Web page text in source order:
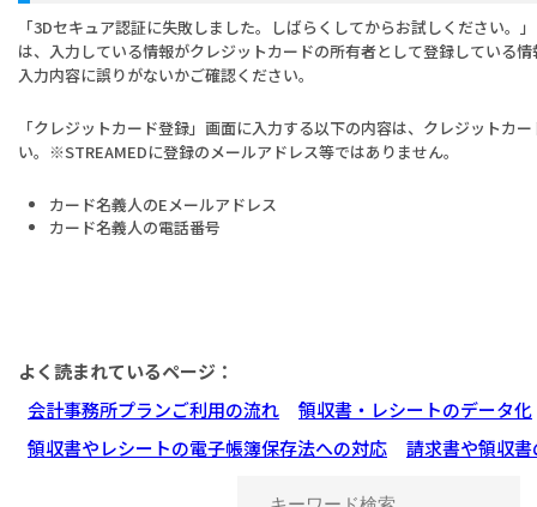
「3Dセキュア認証に失敗しました。しばらくしてからお試しください。
は、入力している情報がクレジットカードの所有者として登録している
入力内容に誤りがないかご確認ください。
「クレジットカード登録」画面に入力する以下の内容は、クレジットカ
い。※STREAMEDに登録のメールアドレス等ではありません。
カード名義人のEメールアドレス
カード名義人の電話番号
よく読まれているページ：
会計事務所プランご利用の流れ
領収書・レシートのデータ化
領収書やレシートの電子帳簿保存法への対応
請求書や領収